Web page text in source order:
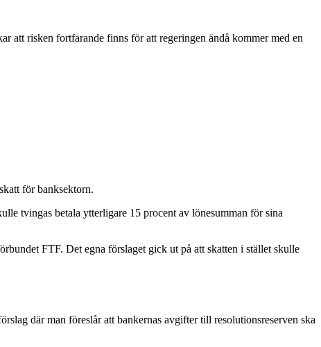
att risken fortfarande finns för att regeringen ändå kommer med en
för banksektorn.
tvingas betala ytterligare 15 procent av lönesumman för sina
FTF. Det egna förslaget gick ut på att skatten i stället skulle
där man föreslår att bankernas avgifter till resolutionsreserven ska